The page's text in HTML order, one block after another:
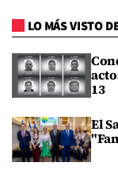
LO MÁS VISTO
13
El